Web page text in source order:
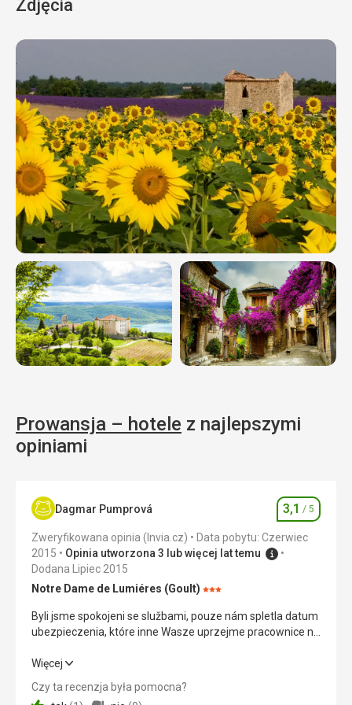
Zdjęcia
Prowansja – hotele z najlepszymi
opiniami
Dagmar Pumprová Ocena
3,1 / 5
Zweryfikowana opinia (Invia.cz)
Data pobytu: Czerwiec
2015
Opinia utworzona 3 lub więcej lat temu
Dodana Lipiec 2015
Notre Dame de Lumiéres (Goult) Ocena:
Byli jsme spokojeni se službami, pouze nám spletla datum
ubezpieczenia, które inne Wasze uprzejme pracownice na
klasztor / miał swój klimat, jednak nie byliśmy zadowoleni
do przechowywania rzeczy i wszystko musiało zazwyczaj
Byli jsme spokojeni se službami, pouze nám spletla datum
ostatnią chwilę poprawiły. Hotel V GOULTU / dawny
Więcej
Czy ta recenzja była pomocna?